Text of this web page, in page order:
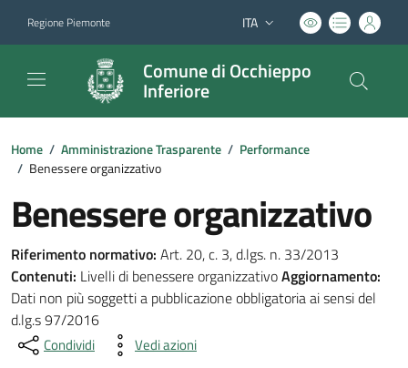
Regione Piemonte Lingua attiva:
ITA
Comune di Occhieppo
Inferiore
Home / Amministrazione Trasparente / Performance
/ Benessere organizzativo
Benessere organizzativo
Riferimento normativo: Art. 20, c. 3, d.lgs. n. 33/2013
Contenuti: Livelli di benessere organizzativoAggiornamento:
Dati non più soggetti a pubblicazione obbligatoria ai sensi del
d.lg.s 97/2016
Condividi Vedi azioni